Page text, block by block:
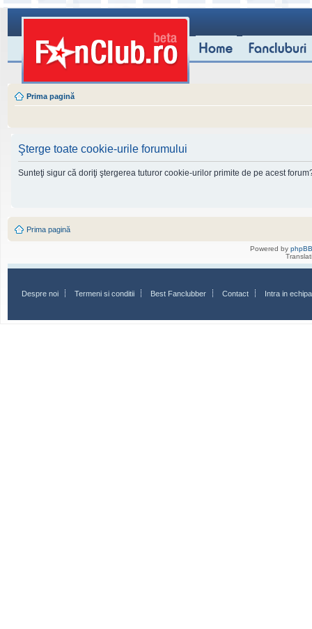
Prima pagină
Şterge toate cookie-urile forumului
Sunteţi sigur că doriţi ştergerea tuturor cookie-urilor primite de pe acest
Prima pagină
Powered by phpBB
Despre noi Termeni si conditii Best Fanclubber Contact Intra in